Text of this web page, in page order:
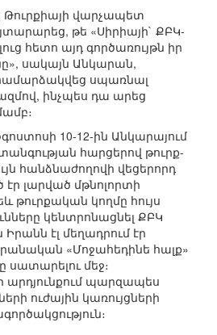
Թուրքիայի վարչապետ
թե «Սիրիայի` ՔԲԿ-
հետո այդ գործառույթն իր
սակայն Անկարան,
սպառնալ
ինչպես դա արեց
10-12-ին Անկարայում
հարցերով թուրք-
հանձնաժողովի վեցերորդ
էր լարված մթնոլորտի
թուրքական կողմը հույս
կենտրոնացնել ՔԲԿ
էլ մեղադրում էր
«Մոջահեդինե հալք»
սատարելու մեջ։
արդյունքում պարզապես
ուժային կառույցների